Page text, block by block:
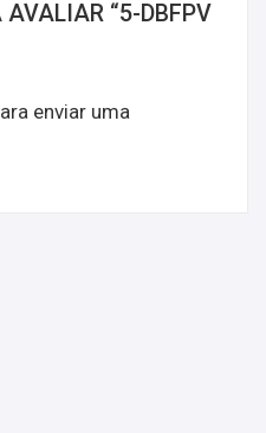
AVALIAR “5-DBFPV
enviar uma